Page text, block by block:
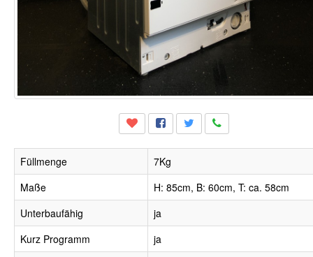
Füllmenge
7Kg
Maße
H: 85cm, B: 60cm, T: ca. 58cm
Unterbaufähig
ja
Kurz Programm
ja